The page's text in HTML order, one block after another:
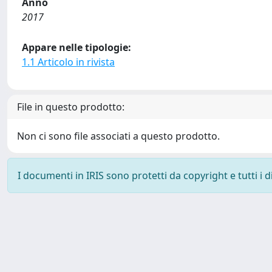
2017
Appare nelle tipologie:
1.1 Articolo in rivista
File in questo prodotto:
Non ci sono file associati a questo prodotto.
I documenti in IRIS sono protetti da copyright e tutti i